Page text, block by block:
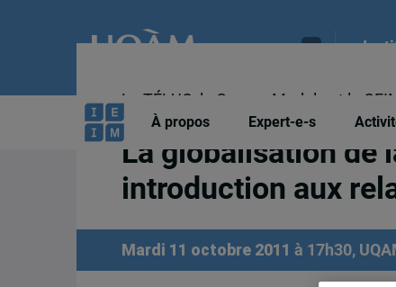
À propos Expert-e-s
La TÉLUQ, le Groupe Modulo et le
vers le français par Mme Afef
La globalisation de
introduction aux
Mardi 11 octobre 2011 à 17h30,